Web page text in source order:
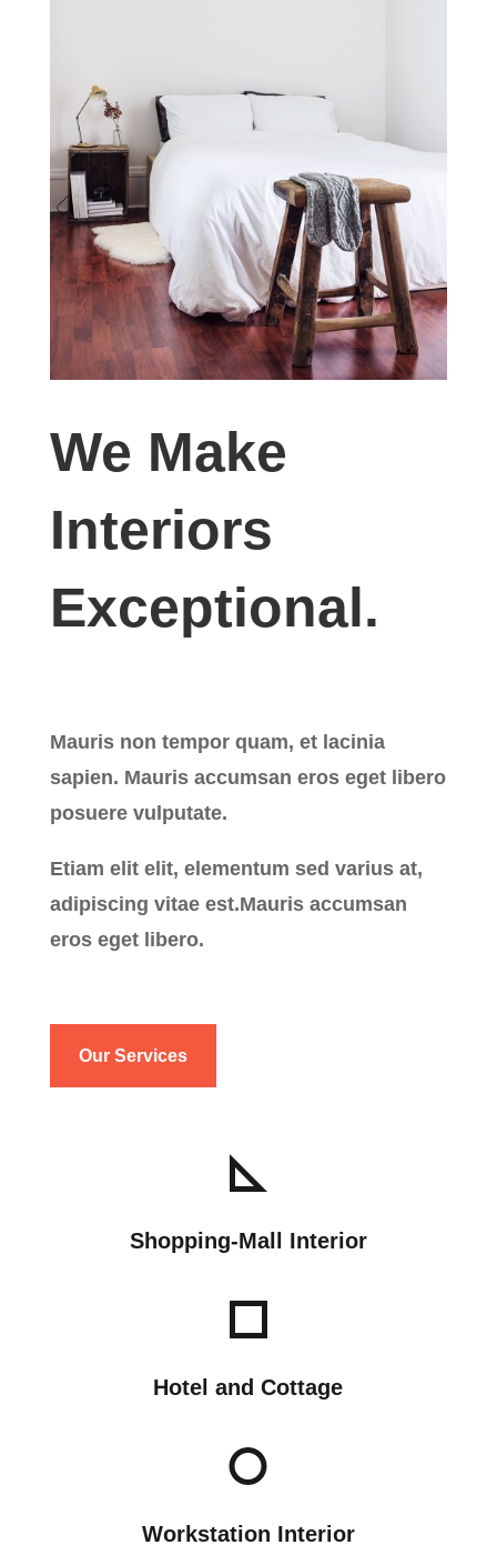
We Make
Interiors
Exceptional.
Mauris non tempor quam, et lacinia
sapien. Mauris accumsan eros eget libero
posuere vulputate.
Etiam elit elit, elementum sed varius at,
adipiscing vitae est.Mauris accumsan
eros eget libero.
Our Services
Shopping-Mall Interior
Hotel and Cottage
Workstation Interior